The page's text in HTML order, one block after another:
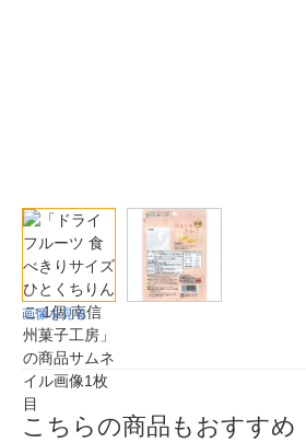
画像を見る
こちらの商品もおすすめ